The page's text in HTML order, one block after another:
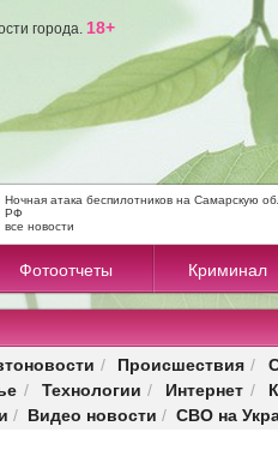
города. 18+
Ночная атака беспилотников на Самарскую
РФ
все новости
Фотоотчеты Криминал
/ Происшествия /
/ Технологии / Интернет /
/ Видео новости / СВО на